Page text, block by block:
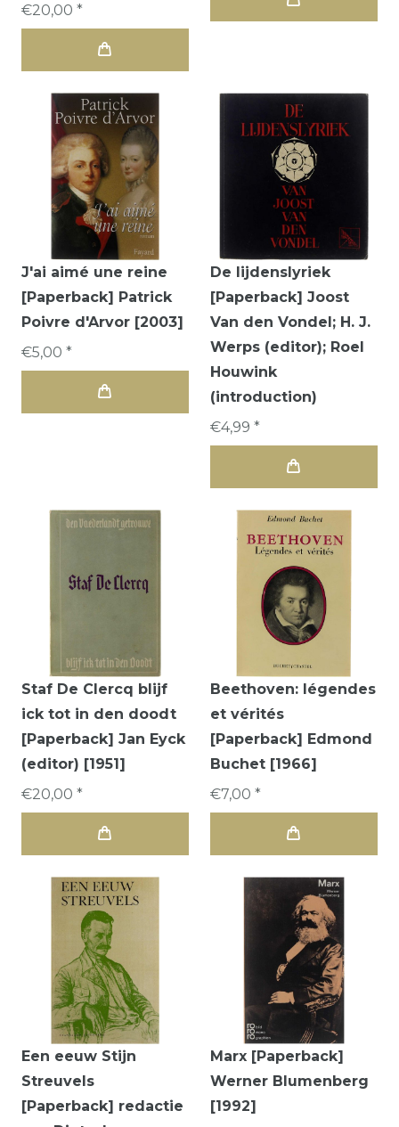
€20,00 *
J'ai aimé une reine
[Paperback] Patrick
Poivre d'Arvor [2003]
€5,00 *
De lijdenslyriek
[Paperback] Joost
Van den Vondel; H. J.
Werps (editor); Roel
Houwink
(introduction)
€4,99 *
Staf De Clercq blijf
ick tot in den doodt
[Paperback] Jan Eyck
(editor) [1951]
€20,00 *
Beethoven: légendes
et vérités
[Paperback] Edmond
Buchet [1966]
€7,00 *
Een eeuw Stijn
Streuvels
[Paperback] redactie
Marx [Paperback]
Werner Blumenberg
[1992]